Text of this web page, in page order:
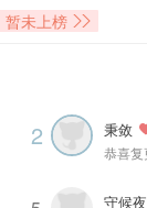
暂未上榜
2 秉敛
守候夜